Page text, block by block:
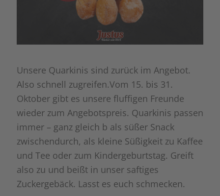
Unsere Quarkinis sind zurück im Angebot.
Also schnell zugreifen.Vom 15. bis 31.
Oktober gibt es unsere fluffigen Freunde
wieder zum Angebotspreis. Quarkinis passen
immer – ganz gleich b als süßer Snack
zwischendurch, als kleine Süßigkeit zu Kaffee
und Tee oder zum Kindergeburtstag. Greift
also zu und beißt in unser saftiges
Zuckergebäck. Lasst es euch schmecken.